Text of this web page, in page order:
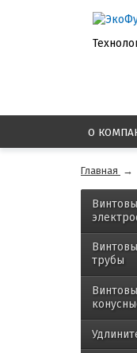
О
Главная →
трубы